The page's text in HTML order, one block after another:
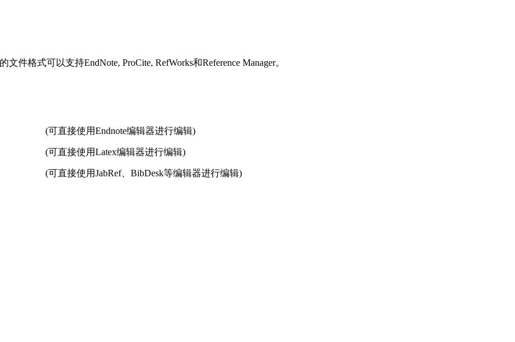
件格式可以支持EndNote, ProCite, RefWorks和Reference Manager。
(可直接使用Endnote编辑器进行编辑)
(可直接使用Latex编辑器进行编辑)
(可直接使用JabRef、BibDesk等编辑器进行编辑)